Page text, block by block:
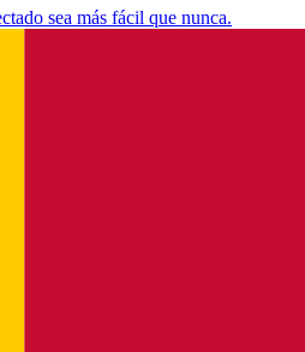
sea más fácil que nunca.